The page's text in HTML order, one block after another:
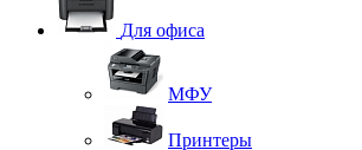
Для офиса
МФУ
Принтеры